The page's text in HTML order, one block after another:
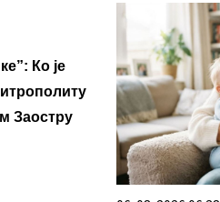
Ко је
Заостру